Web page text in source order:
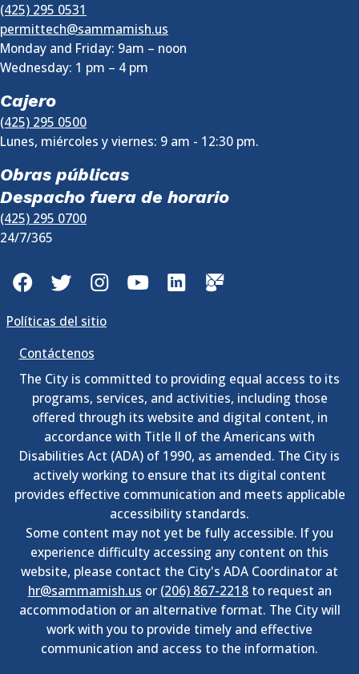
(425) 295 0531
permittech@sammamish.us
Monday and Friday: 9am – noon
Wednesday: 1 pm – 4 pm
Cajero
(425) 295 0500
Lunes, miércoles y viernes: 9 am - 12:30 pm.
Obras públicas
Despacho fuera de horario
(425) 295 0700
24/7/365
FacebookTwitterInstagramYouTubeLinkedInGovDelivery
Políticas del sitio
Contáctenos
The City is committed to providing equal access to its
programs, services, and activities, including those
offered through its website and digital content, in
accordance with Title II of the Americans with
Disabilities Act (ADA) of 1990, as amended. The City is
actively working to ensure that its digital content
provides effective communication and meets applicable
accessibility standards.
Some content may not yet be fully accessible. If you
experience difficulty accessing any content on this
website, please contact the City's ADA Coordinator at
hr@sammamish.us or (206) 867-2218to request an
accommodation or an alternative format. The City will
work with you to provide timely and effective
communication and access to the information.